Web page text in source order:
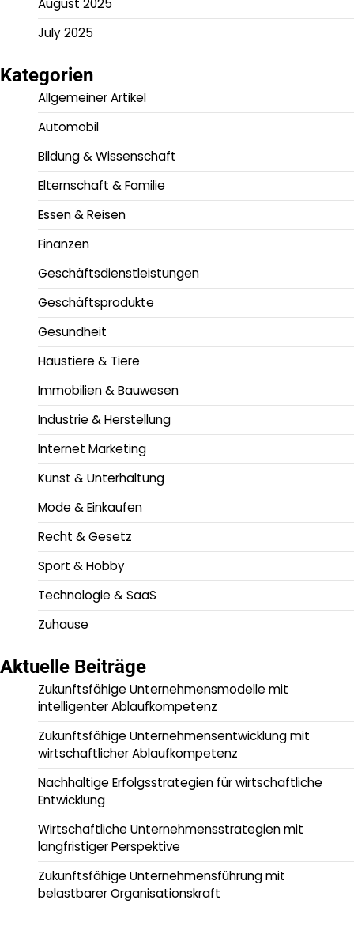
July 2025
Kategorien
Allgemeiner Artikel
Automobil
Bildung & Wissenschaft
Elternschaft & Familie
Essen & Reisen
Finanzen
Geschäftsdienstleistungen
Geschäftsprodukte
Gesundheit
Haustiere & Tiere
Immobilien & Bauwesen
Industrie & Herstellung
Internet Marketing
Kunst & Unterhaltung
Mode & Einkaufen
Recht & Gesetz
Sport & Hobby
Technologie & SaaS
Zuhause
Aktuelle Beiträge
Zukunftsfähige Unternehmensmodelle mit
intelligenter Ablaufkompetenz
Zukunftsfähige Unternehmensentwicklung mit
wirtschaftlicher Ablaufkompetenz
Nachhaltige Erfolgsstrategien für wirtschaftliche
Entwicklung
Wirtschaftliche Unternehmensstrategien mit
langfristiger Perspektive
Zukunftsfähige Unternehmensführung mit
belastbarer Organisationskraft